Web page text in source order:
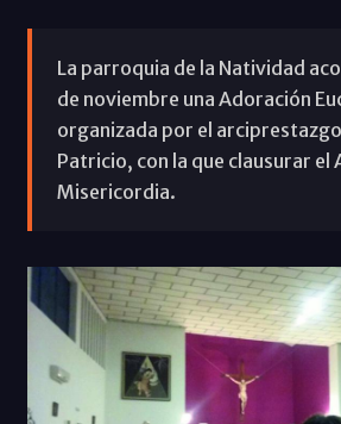
La parroquia de la Natividad
de noviembre una Adoración
organizada por el arciprestazgo
Patricio, con la que clausurar el
Misericordia.